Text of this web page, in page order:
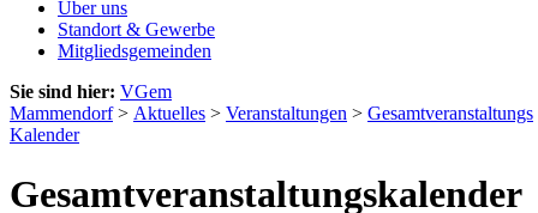
Über uns
Standort & Gewerbe
Mitgliedsgemeinden
Sie sind hier: VGem
Mammendorf> Aktuelles > Veranstaltungen > Gesamtveranstaltungs
Kalender
Gesamtveranstaltungskalender